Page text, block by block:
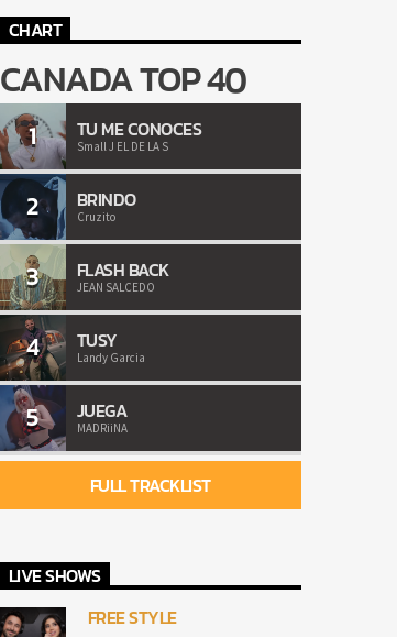
CHART
CANADA TOP 40
1 TU ME CONOCES
Small J EL DE LA S
2 BRINDO
Cruzito
3 FLASH BACK
JEAN SALCEDO
4 TUSY
Landy Garcia
5 JUEGA
MADRiiNA
FULL TRACKLIST
LIVE SHOWS
FREE STYLE